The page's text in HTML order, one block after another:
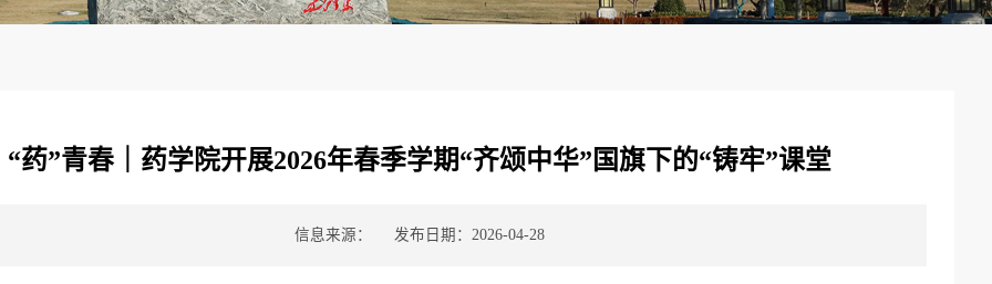
“药”青春｜药学院开展2026年春季学期“齐颂中华”国旗下的“铸牢”课堂
信息来源： 发布日期：2026-04-28